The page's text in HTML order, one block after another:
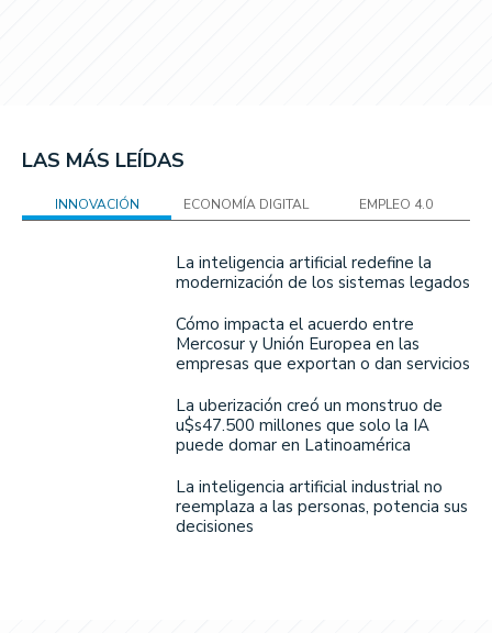
LAS MÁS LEÍDAS
INNOVACIÓN ECONOMÍA DIGITAL EMPLEO 4.0
La inteligencia artificial redefine la
modernización de los sistemas legados
Cómo impacta el acuerdo entre
Mercosur y Unión Europea en las
empresas que exportan o dan servicios
La uberización creó un monstruo de
u$s47.500 millones que solo la IA
puede domar en Latinoamérica
La inteligencia artificial industrial no
reemplaza a las personas, potencia sus
decisiones